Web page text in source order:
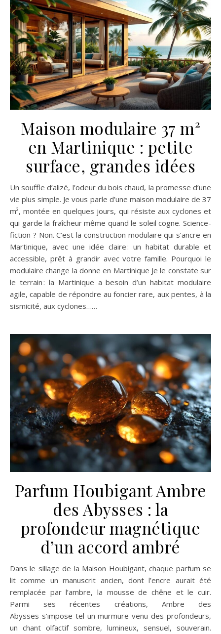
Maison modulaire 37 m²
en Martinique : petite
surface, grandes idées
Un souffle d’alizé, l’odeur du bois chaud, la promesse d’une
vie plus simple. Je vous parle d’une maison modulaire de 37
m², montée en quelques jours, qui résiste aux cyclones et
qui garde la fraîcheur même quand le soleil cogne. Science-
fiction ? Non. C’est la construction modulaire qui s’ancre en
Martinique, avec une idée claire : un habitat durable et
accessible, prêt à grandir avec votre famille. Pourquoi le
modulaire change la donne en Martinique Je le constate sur
le terrain : la Martinique a besoin d’un habitat modulaire
agile, capable de répondre au foncier rare, aux pentes, à la
sismicité, aux cyclones……
Parfum Houbigant Ambre
des Abysses : la
profondeur magnétique
d’un accord ambré
Dans le sillage de la Maison Houbigant, chaque parfum se
lit comme un manuscrit ancien, dont l’encre aurait été
remplacée par l’ambre, la mousse de chêne et le cuir.
Parmi ses récentes créations, Ambre des
Abysses s’impose tel un murmure venu des profondeurs,
un chant olfactif sombre, lumineux, sensuel, souverain.